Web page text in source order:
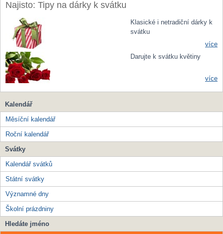
Najisto: Tipy na dárky k svátku
Klasické i netradiční dárky k
svátku
více
Darujte k svátku květiny
více
Kalendář
Měsíční kalendář
Roční kalendář
Svátky
Kalendář svátků
Státní svátky
Významné dny
Školní prázdniny
Hledáte jméno